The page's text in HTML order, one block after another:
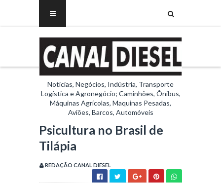
Notícias, Negócios, Indústria, Transporte
Logística e Agronegócio; Caminhões, Ônibus,
Máquinas Agrícolas, Maquinas Pesadas,
Aviões, Barcos, Automóveis
Psicultura no Brasil de
Tilápia
REDAÇÃO CANAL DIESEL